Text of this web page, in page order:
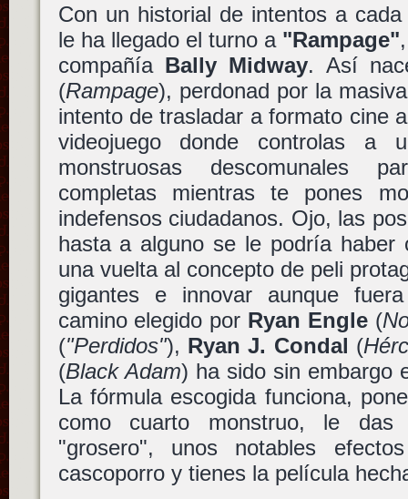
Con un historial de intentos a
le ha llegado el turno a "Rampage"
compañía Bally Midway. Así
(Rampage), perdonad por la
intento de trasladar a formato cine
videojuego donde controlas a
monstruosas descomunales
completas mientras te pones
indefensos ciudadanos. Ojo, las
hasta a alguno se le podría haber
una vuelta al concepto de peli
gigantes e innovar aunque
camino elegido por Ryan Engle(
("Perdidos"), Ryan J. Condal (
(Black Adam) ha sido sin embargo
La fórmula escogida funciona,
como cuarto monstruo, le
"grosero", unos notables
cascoporro y tienes la película